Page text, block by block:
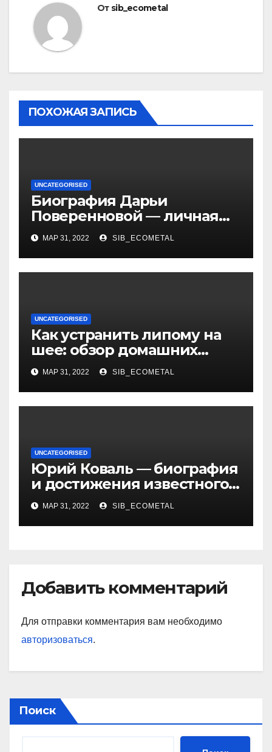
От sib_ecometal
ПОХОЖАЯ ЗАПИСЬ
UNCATEGORISED
Биография Дарьи
Поверенновой — личная
жизнь, карьера и
достижения знаменитой
российской актрисы
МАР 31, 2022 SIB_ECOMETAL
UNCATEGORISED
Как устранить липому на
шее: обзор домашних
методов лечения
МАР 31, 2022 SIB_ECOMETAL
UNCATEGORISED
Юрий Коваль — биография
и достижения известного
украинского дизайнера
МАР 31, 2022 SIB_ECOMETAL
Добавить комментарий
Для отправки комментария вам необходимо
авторизоваться.
Поиск